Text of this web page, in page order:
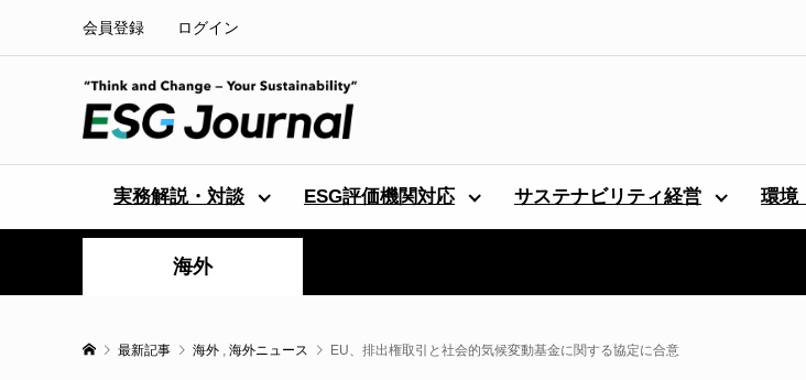
会員登録 ログイン
実務解説・対談 ESG評価機関対応 サステナビリティ経営 環境
海外
最新記事 海外 , 海外ニュース EU、排出権取引と社会的気候変動基金に関する協定に合意